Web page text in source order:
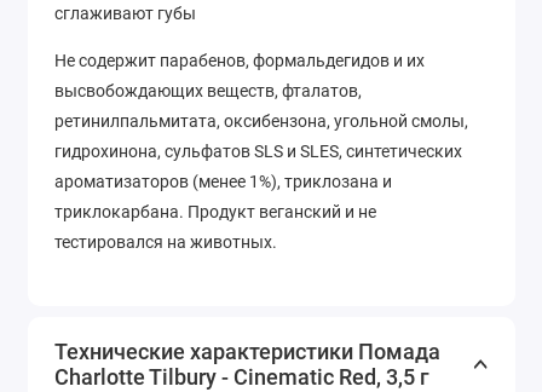
сглаживают губы
Не содержит парабенов, формальдегидов и их
высвобождающих веществ, фталатов,
ретинилпальмитата, оксибензона, угольной смолы,
гидрохинона, сульфатов SLS и SLES, синтетических
ароматизаторов (менее 1%), триклозана и
триклокарбана. Продукт веганский и не
тестировался на животных.
Технические характеристики Помада
Charlotte Tilbury - Cinematic Red, 3,5 г